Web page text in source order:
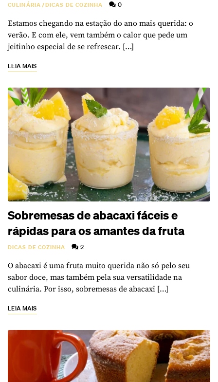
CULINÁRIA/DICAS DE COZINHA 0
Estamos chegando na estação do ano mais querida: o
verão. E com ele, vem também o calor que pede um
jeitinho especial de se refrescar. […]
LEIA MAIS
Sobremesas de abacaxi fáceis e
rápidas para os amantes da fruta
DICAS DE COZINHA 2
O abacaxi é uma fruta muito querida não só pelo seu
sabor doce, mas também pela sua versatilidade na
culinária. Por isso, sobremesas de abacaxi […]
LEIA MAIS